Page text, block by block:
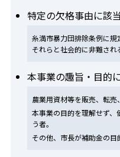
特定の欠格事由に該
糸満市暴力団排除条例に
それらと社会的に非難され
本事業の趣旨・目的
農業用資材等を販売、転売
本事業の目的を理解せず
う者。
その他、市長が補助金の目